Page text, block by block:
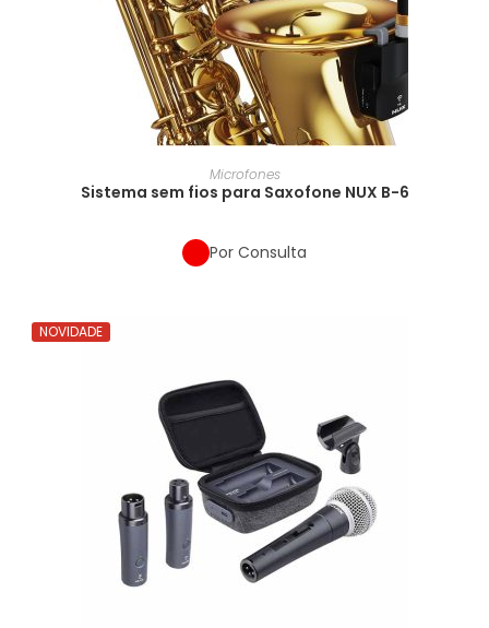
Microfones
Sistema sem fios para Saxofone NUX B-6
Por Consulta
NOVIDADE